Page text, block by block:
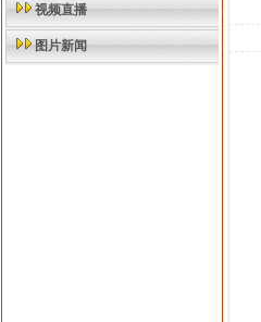
视频直播
图片新闻